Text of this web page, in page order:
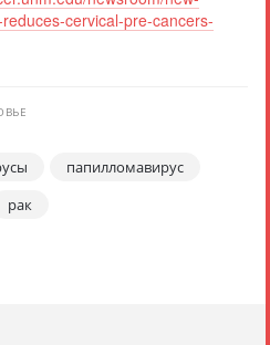
cervical-pre-cancers-
папилломавирус
рак